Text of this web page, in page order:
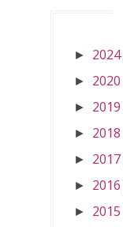
► 2024
► 2020
► 2019
► 2018
► 2017
► 2016
► 2015